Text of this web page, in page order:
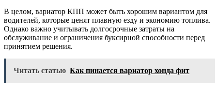
В целом, вариатор КПП может быть хорошим вариантом для
водителей, которые ценят плавную езду и экономию топлива.
Однако важно учитывать долгосрочные затраты на
обслуживание и ограничения буксирной способности перед
принятием решения.
Читать статью Как пинается вариатор хонда фит